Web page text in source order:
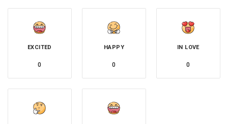
EXCITED
0
HAPPY
0
IN LOVE
0